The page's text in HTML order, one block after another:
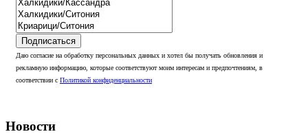
Подписаться
Даю согласие на обработку персональных данных и хотел бы получать обновления и
рекламную информацию, которые соответствуют моим интересам и предпочтениям, в
соответствии с Политикой конфиденциальности
Новости